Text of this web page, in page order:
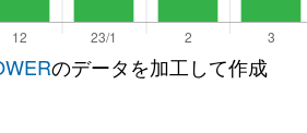
のデータを加工して作成